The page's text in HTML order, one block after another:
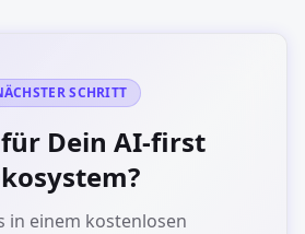
SCHRITT
Dein AI-first
in einem kostenlosen